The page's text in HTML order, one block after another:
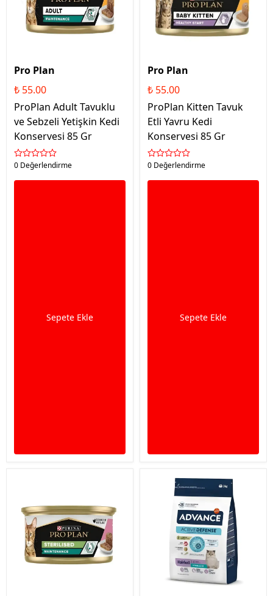
Pro Plan
₺ 55.00
ProPlan Adult Tavuklu
ve Sebzeli Yetişkin Kedi
Konservesi 85 Gr
0 Değerlendirme
Sepete Ekle
Pro Plan
₺ 55.00
ProPlan Kitten Tavuk
Etli Yavru Kedi
Konservesi 85 Gr
0 Değerlendirme
Sepete Ekle